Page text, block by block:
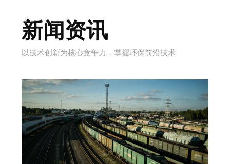
新闻资讯
以技术创新为核心竞争力，掌握环保前沿技术